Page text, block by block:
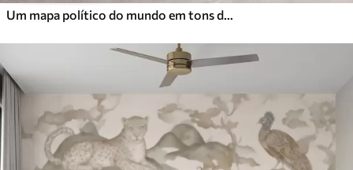
Um mapa político do mundo em tons de bege com bandeiras em inglês